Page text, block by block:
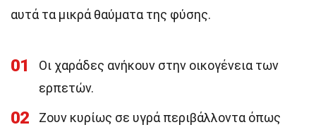
αυτά τα μικρά θαύματα της φύσης.
01
Οι χαράδες ανήκουν στην οικογένεια των
ερπετών.
02
Ζουν κυρίως σε υγρά περιβάλλοντα όπως